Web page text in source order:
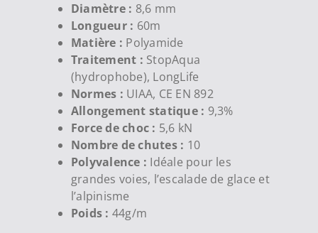
Diamètre : 8,6 mm
Longueur : 60m
Matière : Polyamide
Traitement : StopAqua
(hydrophobe), LongLife
Normes : UIAA, CE EN 892
Allongement statique : 9,3%
Force de choc : 5,6 kN
Nombre de chutes : 10
Polyvalence : Idéale pour les
grandes voies, l’escalade de glace et
l’alpinisme
Poids : 44g/m